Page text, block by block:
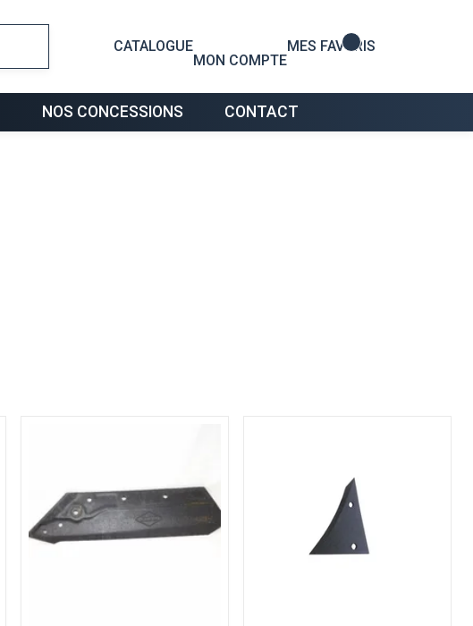
CATALOGUE
MON COMPTE
MES FAVORIS
NOS CONCESSIONS CONTACT